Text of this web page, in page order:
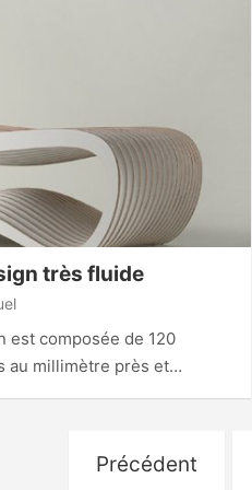
très fluide
est composée de 120
au millimètre près et…
Précédent